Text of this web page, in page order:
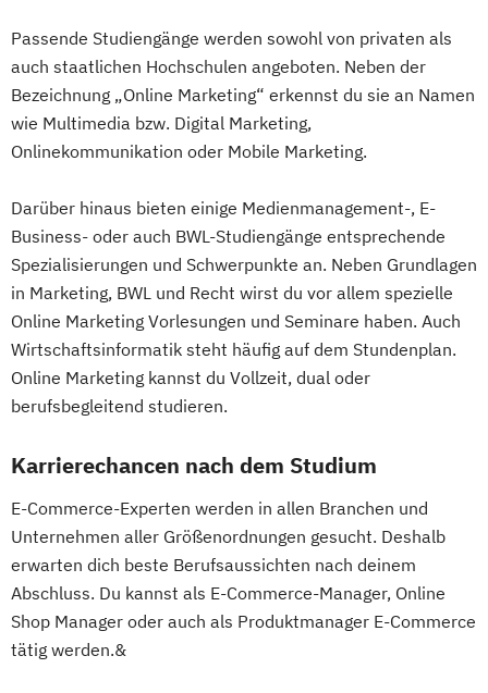
Passende Studiengänge werden sowohl von privaten als
auch staatlichen Hochschulen angeboten. Neben der
Bezeichnung „Online Marketing“ erkennst du sie an Namen
wie Multimedia bzw. Digital Marketing,
Onlinekommunikation oder Mobile Marketing.
Darüber hinaus bieten einige Medienmanagement-, E-
Business- oder auch BWL-Studiengänge entsprechende
Spezialisierungen und Schwerpunkte an. Neben Grundlagen
in Marketing, BWL und Recht wirst du vor allem spezielle
Online Marketing Vorlesungen und Seminare haben. Auch
Wirtschaftsinformatik steht häufig auf dem Stundenplan.
Online Marketing kannst du Vollzeit, dual oder
berufsbegleitend studieren.
Karrierechancen nach dem Studium
E-Commerce-Experten werden in allen Branchen und
Unternehmen aller Größenordnungen gesucht. Deshalb
erwarten dich beste Berufsaussichten nach deinem
Abschluss. Du kannst als E-Commerce-Manager, Online
Shop Manager oder auch als Produktmanager E-Commerce
tätig werden.&